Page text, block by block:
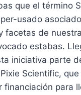
que el término
usado
facetas de
estabas.
iniciativa parte
Scientific, que
financiación para